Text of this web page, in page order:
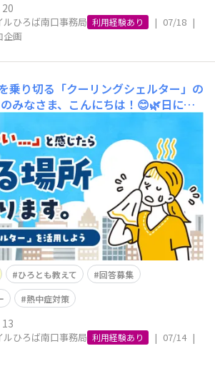
20
ルひろば南口事務局 利用経験あり | 07/18 |
企画
乗り切る「クーリングシェルター」の
みなさま、こんにちは！😊🌿日に日
水分をとる、日差しを避ける、できる
。いろいろ工夫されている方も多いと
には、外出中に「ちょっとつらいか
ってありますよね😢そんなときに大
ひろとも教えて
回答募集
熱中症対策
13
ルひろば南口事務局 利用経験あり | 07/14 |